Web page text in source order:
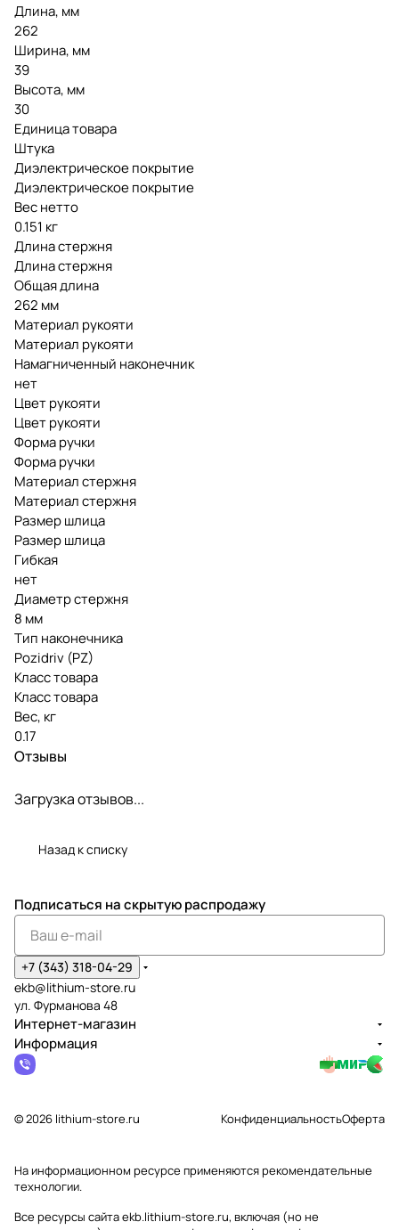
Длина, мм
262
Ширина, мм
39
Высота, мм
30
Единица товара
Штука
Диэлектрическое покрытие
Диэлектрическое покрытие
Вес нетто
0.151 кг
Длина стержня
Длина стержня
Общая длина
262 мм
Материал рукояти
Материал рукояти
Намагниченный наконечник
нет
Цвет рукояти
Цвет рукояти
Форма ручки
Форма ручки
Материал стержня
Материал стержня
Размер шлица
Размер шлица
Гибкая
нет
Диаметр стержня
8 мм
Тип наконечника
Pozidriv (PZ)
Класс товара
Класс товара
Вес, кг
0.17
Отзывы
Загрузка отзывов...
Назад к списку
Подписаться на скрытую распродажу
+7 (343) 318-04-29
ekb@lithium-store.ru
ул. Фурманова 48
Интернет-магазин
Информация
© 2026 lithium-store.ru КонфиденциальностьОферта
На информационном ресурсе применяютсярекомендательные
технологии.
Все ресурсы сайта ekb.lithium-store.ru, включая (но не